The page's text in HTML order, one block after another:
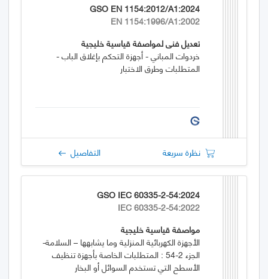
GSO EN 1154:2012/A1:2024
EN 1154:1996/A1:2002
تعديل فني لمواصفة قياسية خليجية
خردوات المباني - أجهزة التحكم بإغلاق الباب -
المتطلبات وطرق الاختبار
نظرة سريعة التفاصيل
GSO IEC 60335-2-54:2024
IEC 60335-2-54:2022
مواصفة قياسية خليجية
الأجهزة الكهربائية المنزلية وما يشابهها – السلامة-
الجزء 2-54 : المتطلبات الخاصة بأجهزة تنظيف
الأسطح التي تستخدم السوائل أو البخار